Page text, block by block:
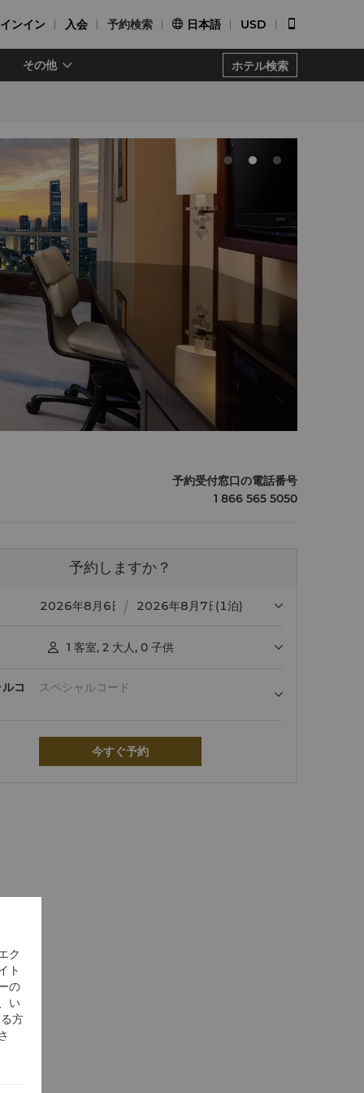
ンイン 入会 予約検索  日本語 USD
その他 ホテル検索
予約受付窓口の電話番号
1 866 565 5050
予約しますか？
(1泊)
 1 客室, 2 大人 , 0 子供
コ
今すぐ予約
ク
ト
の
い
方